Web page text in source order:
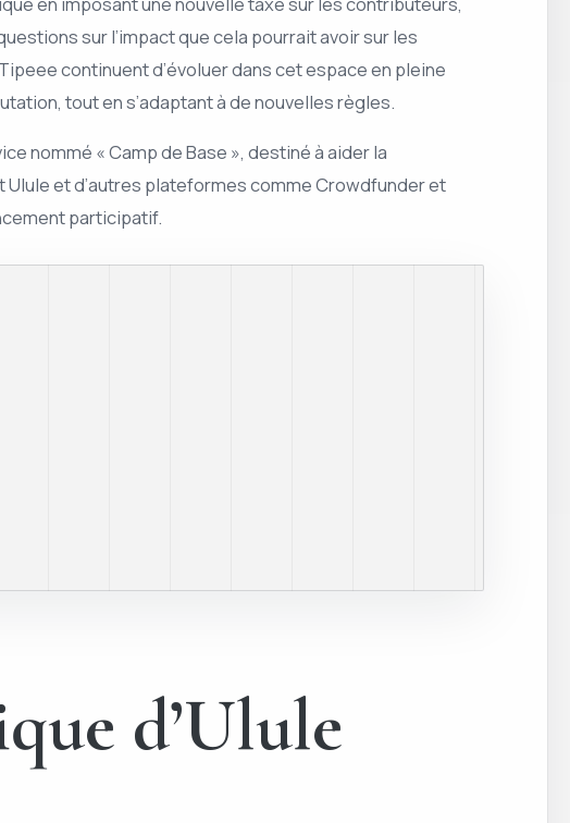
sur l’impact que cela pourrait avoir sur les
continuent d’évoluer dans cet espace en pleine
tout en s’adaptant à de nouvelles règles.
nommé « Camp de Base », destiné à aider la
et d’autres plateformes comme Crowdfunder et
participatif.
d’Ulule